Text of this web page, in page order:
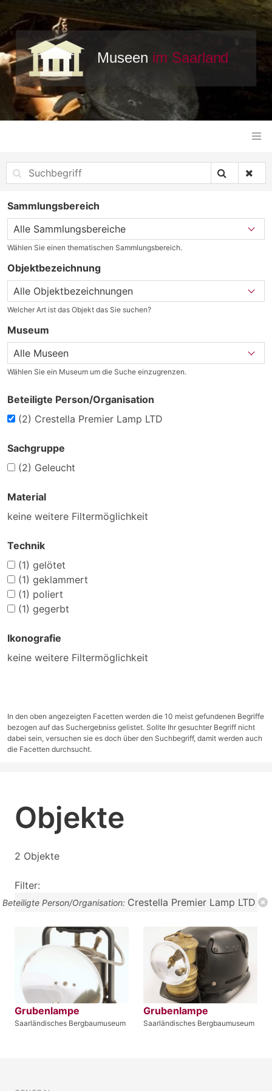
Sammlungsbereich
Wählen Sie einen thematischen Sammlungsbereich.
Objektbezeichnung
Welcher Art ist das Objekt das Sie suchen?
Museum
Wählen Sie ein Museum um die Suche einzugrenzen.
Beteiligte Person/Organisation
(2) Crestella Premier Lamp LTD
Sachgruppe
(2) Geleucht
Material
keine weitere Filtermöglichkeit
Technik
(1) gelötet
(1) geklammert
(1) poliert
(1) gegerbt
Ikonografie
keine weitere Filtermöglichkeit
In den oben angezeigten Facetten werden die 10 meist gefundenen Begriffe
bezogen auf das Suchergebniss gelistet. Sollte Ihr gesuchter Begriff nicht
dabei sein, versuchen sie es doch über den Suchbegriff, damit werden auch
die Facetten durchsucht.
Objekte
2 Objekte
Filter:
Beteiligte Person/Organisation: Crestella Premier Lamp LTD
Grubenlampe
Saarländisches Bergbaumuseum
Grubenlampe
Saarländisches Bergbaumuseum